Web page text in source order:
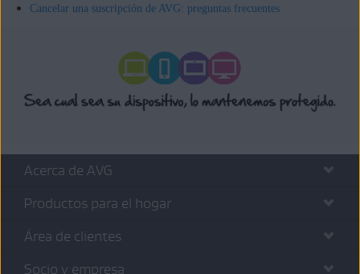
Cancelar una suscripción de AVG: preguntas frecuentes
Acerca de AVG
Productos para el hogar
Área de clientes
Socio y empresa